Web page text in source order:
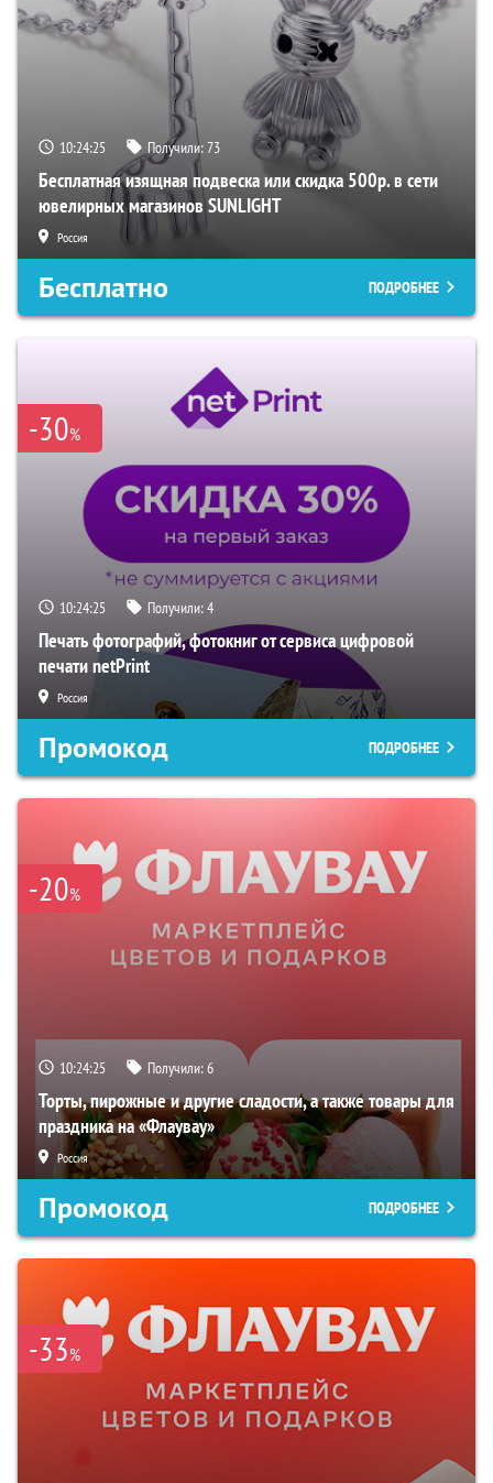
10:24:24 Получили:73
Бесплатная изящная подвеска или скидка 500р. в сети
ювелирных магазинов SUNLIGHT
Россия
Бесплатно ПОДРОБНЕЕ
-30%
10:24:24 Получили:4
Печать фотографий, фотокниг от сервиса цифровой
печати netPrint
Россия
Промокод ПОДРОБНЕЕ
-20%
10:24:24 Получили:6
Торты, пирожные и другие сладости, а также товары для
праздника на «Флаувау»
Россия
Промокод ПОДРОБНЕЕ
-33%